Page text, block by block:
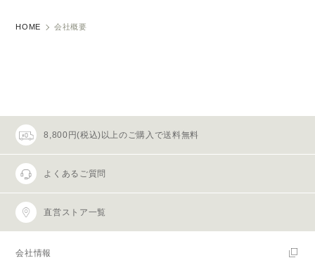
HOME 会社概要
8,800円(税込)以上のご購入で送料無料
よくあるご質問
直営ストア一覧
会社情報